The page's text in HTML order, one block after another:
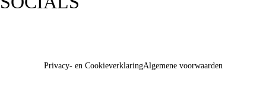
Privacy- en CookieverklaringAlgemene voorwaarden